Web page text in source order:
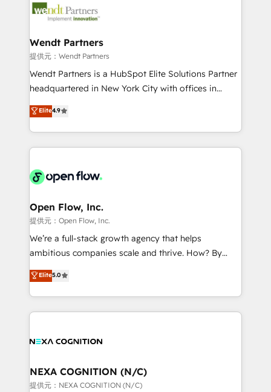
technology and people with each other. Together we
strive for optimal customer processes and
businesses. Our teams are based in North America
Implementation Certified Partner and we contribute
to their advisory council. We strive to do 'good work
with good people' and have worked with incredible
brands. You can see some of them on our website,
Wendt Partners
提供元：Wendt Partners
Wendt Partners is a HubSpot Elite Solutions Partner
headquartered in New York City with offices in
Toronto, London and Melbourne. As a global
HubSpot partner, we specialize in working with
sophisticated B2B companies to implement the
HubSpot CRM platform across client organizations.
industrial/manufacturing, professional services,
distribution, commercial real estate, technology,
finserv/fintech, IT managed services, transportation
& logistics, energy/solar, staffing and recruiting,
media, healthcare and government contractors. Our
Technical Solutions, Enablement Solutions, Digital
Solutions and Growth Solutions. As a fully
Elite4.9
Open Flow, Inc.
提供元：Open Flow, Inc.
We’re a full-stack growth agency that helps
ambitious companies scale and thrive. How? By
upgrading and streamlining every single revenue-
generating aspect of your business. We’re proud
HubSpot Elite Solutions Partners and devout CRM
nerds who can harness HubSpot’s custom digital
experience. Working hand-in-hand with your team,
traffic, generates better leads and crushes your
revenue goals. We've worked with thousands of
Elite5.0
NEXA COGNITION (N/C)
提供元：NEXA COGNITION (N/C)